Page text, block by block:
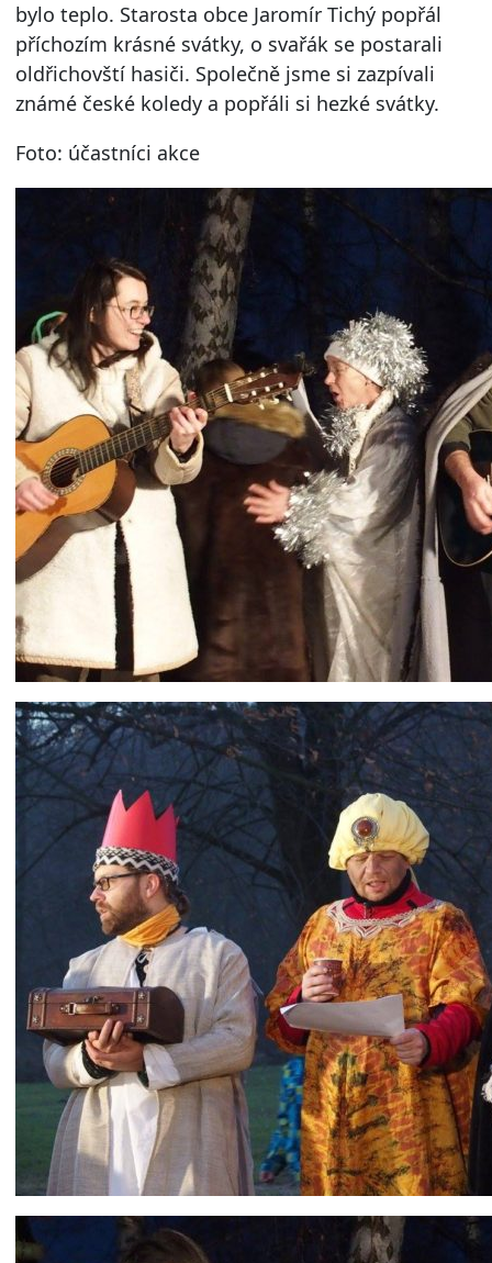
bylo teplo. Starosta obce Jaromír Tichý popřál
příchozím krásné svátky, o svařák se postarali
oldřichovští hasiči. Společně jsme si zazpívali
známé české koledy a popřáli si hezké svátky.
Foto: účastníci akce